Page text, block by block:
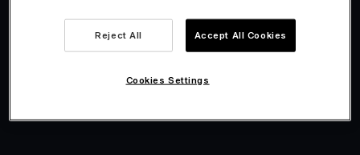
Reject All Accept All Cookies
Cookies Settings